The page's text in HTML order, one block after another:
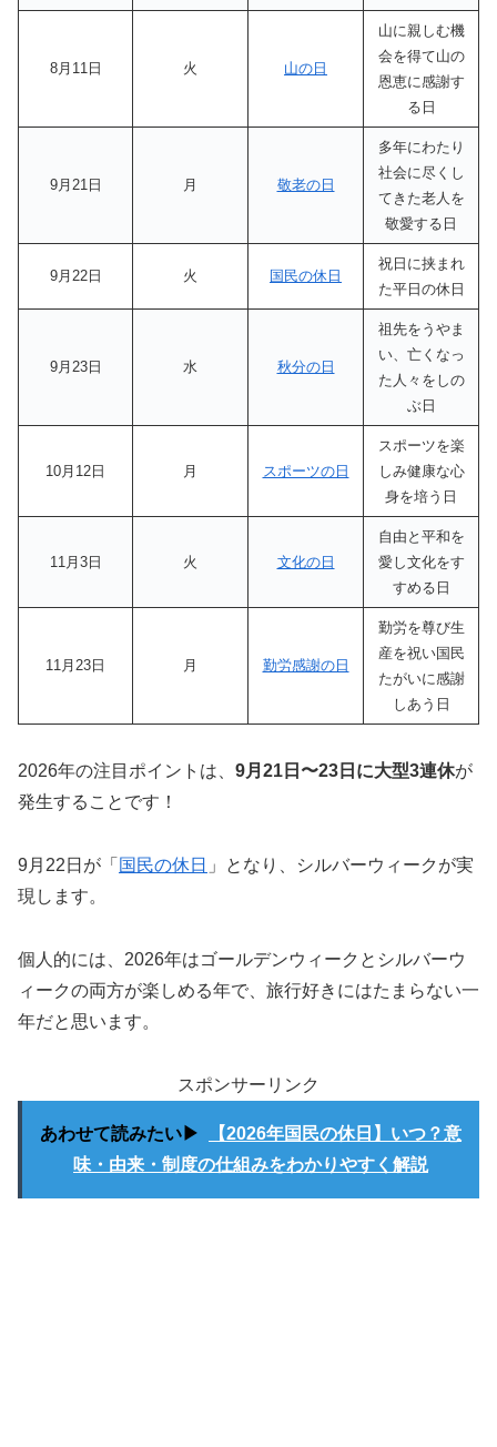
8月11日 火 山の日
山に親しむ機
会を得て山の
恩恵に感謝す
る日
9月21日 月 敬老の日
多年にわたり
社会に尽くし
てきた老人を
敬愛する日
9月22日 火 国民の休日
祝日に挟まれ
た平日の休日
9月23日 水 秋分の日
祖先をうやま
い、亡くなっ
た人々をしの
ぶ日
10月12日 月 スポーツの日
スポーツを楽
しみ健康な心
身を培う日
11月3日 火 文化の日
自由と平和を
愛し文化をす
すめる日
11月23日 月 勤労感謝の日
勤労を尊び生
産を祝い国民
たがいに感謝
しあう日
2026年の注目ポイントは、 9月21日〜23日に大型3連休が
発生することです！
9月22日が「 国民の休日 」となり、シルバーウィークが実
現します。
個人的には、2026年はゴールデンウィークとシルバーウ
ィークの両方が楽しめる年で、旅行好きにはたまらない一
年だと思います。
スポンサーリンク
あわせて読みたい▶
【2026年国民の休日】いつ？意
味・由来・制度の仕組みをわかりやすく解説